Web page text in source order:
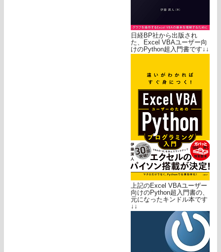
日経BP社から出版され
た、Excel VBAユーザー向
けのPython超入門書です↓↓
上記のExcel VBAユーザー
向けのPython超入門書の、
元になったキンドル本です
↓↓